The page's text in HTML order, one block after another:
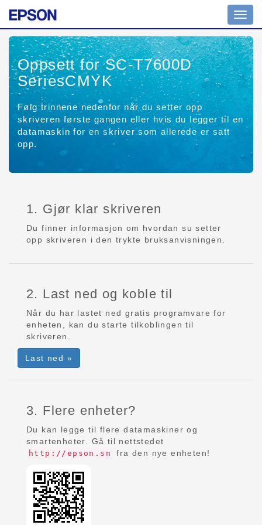
Oppsett for SC-T7600D
SeriesCMYK
Følg trinnene nedenfor når du setter opp
skriveren første gangen eller hvis du legger til en
datamaskin for en skriver som allerede er satt
opp.
1. Gjør klar skriveren
Du finner informasjon om hvordan su setter
opp skriveren i den trykte bruksanvisningen.
2. Last ned og koble til
Når du har lastet ned gratis programvare for
enheten, kan du starte tilkoblingen til
skriveren.
Last ned »
3. Flere enheter?
Du kan legge til flere datamaskiner og
smartenheter. Gå til nettstedet
http://epson.sn fra den nye enheten!